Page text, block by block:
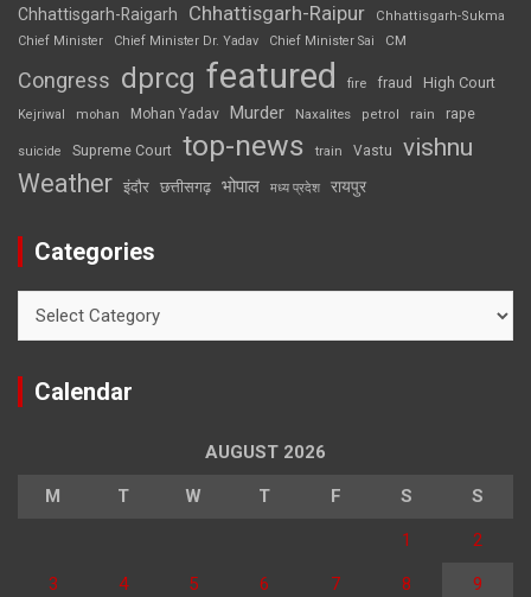
Chhattisgarh-Raigarh Chhattisgarh-Raipur
Chhattisgarh-Sukma
Chief Minister
Chief Minister Dr. Yadav Chief Minister Sai CM
Congress dprcg featured fire fraud High Court
Kejriwal mohan Mohan Yadav Murder Naxalites petrol rain rape
suicide Supreme Court top-news train Vastu vishnu
Weather इंदौर छत्तीसगढ़ भोपाल मध्य प्रदेश रायपुर
Categories
Calendar
AUGUST 2026
M T W T F S S
1 2
3 4 5 6 7 8 9